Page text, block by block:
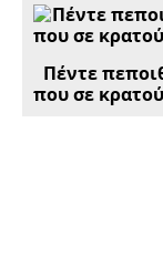
Πέντε
που σε